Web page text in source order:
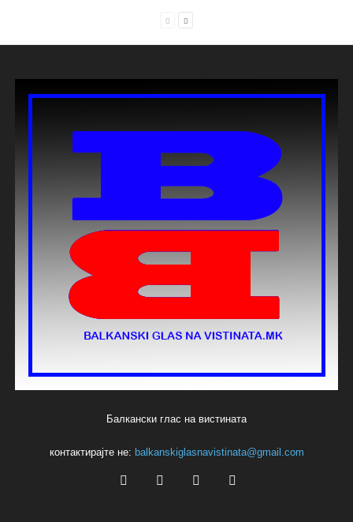
Балкански глас на вистината
контактирајте не: balkanskiglasnavistinata@gmail.com